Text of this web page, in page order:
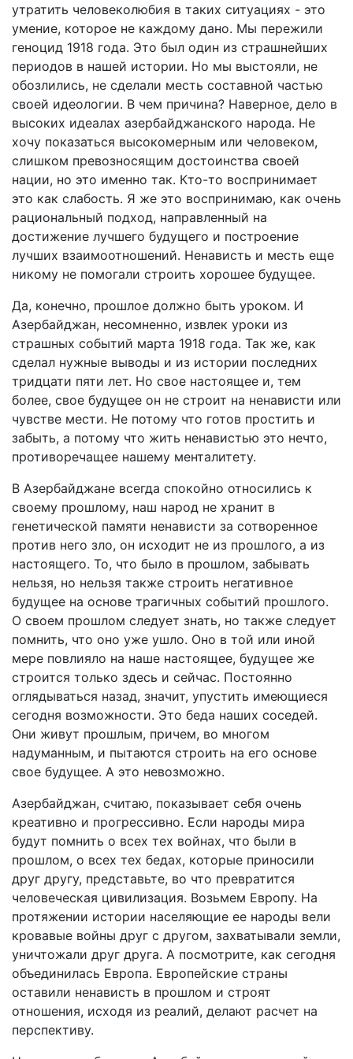
утратить человеколюбия в таких ситуациях - это
умение, которое не каждому дано. Мы пережили
геноцид 1918 года. Это был один из страшнейших
периодов в нашей истории. Но мы выстояли, не
обозлились, не сделали месть составной частью
своей идеологии. В чем причина? Наверное, дело в
высоких идеалах азербайджанского народа. Не
хочу показаться высокомерным или человеком,
слишком превозносящим достоинства своей
нации, но это именно так. Кто-то воспринимает
это как слабость. Я же это воспринимаю, как очень
рациональный подход, направленный на
достижение лучшего будущего и построение
лучших взаимоотношений. Ненависть и месть еще
никому не помогали строить хорошее будущее.
Да, конечно, прошлое должно быть уроком. И
Азербайджан, несомненно, извлек уроки из
страшных событий марта 1918 года. Так же, как
сделал нужные выводы и из истории последних
тридцати пяти лет. Но свое настоящее и, тем
более, свое будущее он не строит на ненависти или
чувстве мести. Не потому что готов простить и
забыть, а потому что жить ненавистью это нечто,
противоречащее нашему менталитету.
В Азербайджане всегда спокойно относились к
своему прошлому, наш народ не хранит в
генетической памяти ненависти за сотворенное
против него зло, он исходит не из прошлого, а из
настоящего. То, что было в прошлом, забывать
нельзя, но нельзя также строить негативное
будущее на основе трагичных событий прошлого.
О своем прошлом следует знать, но также следует
помнить, что оно уже ушло. Оно в той или иной
мере повлияло на наше настоящее, будущее же
строится только здесь и сейчас. Постоянно
оглядываться назад, значит, упустить имеющиеся
сегодня возможности. Это беда наших соседей.
Они живут прошлым, причем, во многом
надуманным, и пытаются строить на его основе
свое будущее. А это невозможно.
Азербайджан, считаю, показывает себя очень
креативно и прогрессивно. Если народы мира
будут помнить о всех тех войнах, что были в
прошлом, о всех тех бедах, которые приносили
друг другу, представьте, во что превратится
человеческая цивилизация. Возьмем Европу. На
протяжении истории населяющие ее народы вели
кровавые войны друг с другом, захватывали земли,
уничтожали друг друга. А посмотрите, как сегодня
объединилась Европа. Европейские страны
оставили ненависть в прошлом и строят
отношения, исходя из реалий, делают расчет на
перспективу.